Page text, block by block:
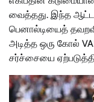
வைத்தது. இந்த
பெனால்டியைத்
அடித்த ஒரு கோல்
சர்ச்சையை